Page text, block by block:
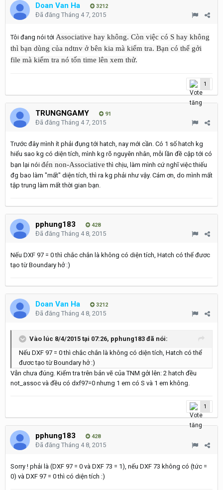
Doan Van Ha 3212
Đã đăng Tháng 4 7, 2015
Tôi đang nói tới Associative hay không. Còn việc có S hay không
thì bạn dùng của ndtnv ở bên kia mà kiểm tra. Bạn có thể gởi
file mà kiểm tra nó tốn time lên xem thử.
1
TRUNGNGAMY 91
Đã đăng Tháng 4 7, 2015
Trước đây mình ít phải đụng tới hatch, nay mới cần. Có 1 số hatch kg
hiểu sao kg có diện tích, mình kg rõ nguyên nhân, mỗi lần đề cập tới có
bạn lại nói đén non-Associative thì chịu, làm mình cứ nghĩ việc thiếu
đg bao làm "mất" diện tích, thì ra kg phải như vậy. Cám ơn, do mình mất
tập trung làm mất thời gian bạn.
pphung183 428
Đã đăng Tháng 4 8, 2015
Nếu DXF 97 = 0 thì chắc chắn là không có diện tích, Hatch có thể đươc
tạo từ Boundary hở :)
Doan Van Ha 3212
Đã đăng Tháng 4 8, 2015
Vào lúc 8/4/2015 tại 07:26, pphung183 đã nói:
Nếu DXF 97 = 0 thì chắc chắn là không có diện tích, Hatch có thể
đươc tạo từ Boundary hở :)
Vẫn chưa đúng. Kiểm tra trên bản vẽ của TNM gởi lên: 2 hatch đều
not_assoc và đều có dxf97=0 nhưng 1 em có S và 1 em không.
1
pphung183 428
Đã đăng Tháng 4 8, 2015
Sorry ! phải là (DXF 97 = 0 và DXF 73 = 1), nếu DXF 73 không có (tức =
0) và DXF 97 = 0 thì có diện tích :)